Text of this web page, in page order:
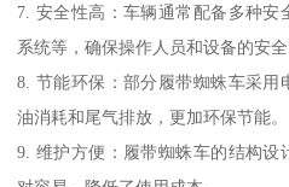
7. 安全性高：车辆通常配备多种
系统等，确保操作人员和设备的安全
8. 节能环保：部分履带蜘蛛车采
油消耗和尾气排放，更加环保节能。
9. 维护方便：履带蜘蛛车的结构设